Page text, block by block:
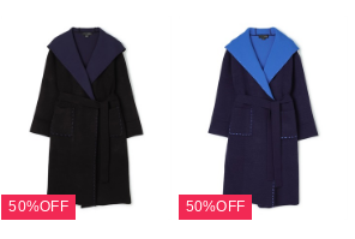
50%OFF 50%OFF